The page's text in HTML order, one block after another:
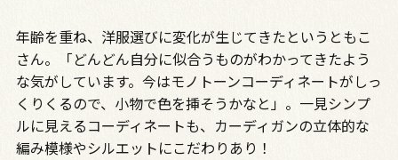
年齢を重ね、洋服選びに変化が生じてきたというともこ
さん。「どんどん自分に似合うものがわかってきたよう
な気がしています。今はモノトーンコーディネートがしっ
くりくるので、小物で色を挿そうかなと」。一見シンプ
ルに見えるコーディネートも、カーディガンの立体的な
編み模様やシルエットにこだわりあり！